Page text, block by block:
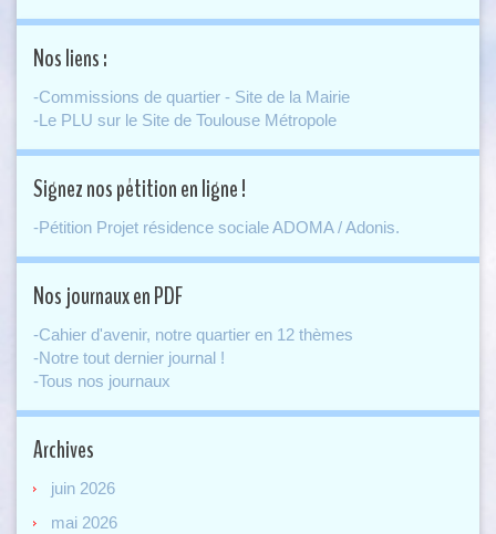
Nos liens :
-Commissions de quartier - Site de la Mairie
-Le PLU sur le Site de Toulouse Métropole
Signez nos pétition en ligne !
-Pétition Projet résidence sociale ADOMA / Adonis.
Nos journaux en PDF
-Cahier d'avenir, notre quartier en 12 thèmes
-Notre tout dernier journal !
-Tous nos journaux
Archives
juin 2026
mai 2026